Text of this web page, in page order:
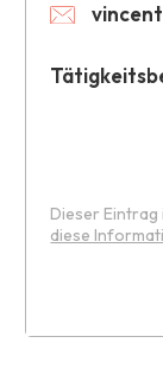
Dieser Eintrag
diese